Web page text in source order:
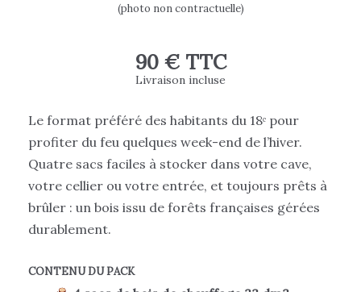
(photo non contractuelle)
90 € TTC
Livraison incluse
Le format préféré des habitants du 18ᵉ pour
profiter du feu quelques week-end de l’hiver.
Quatre sacs faciles à stocker dans votre cave,
votre cellier ou votre entrée, et toujours prêts à
brûler : un bois issu de forêts françaises gérées
durablement.
CONTENU DU PACK